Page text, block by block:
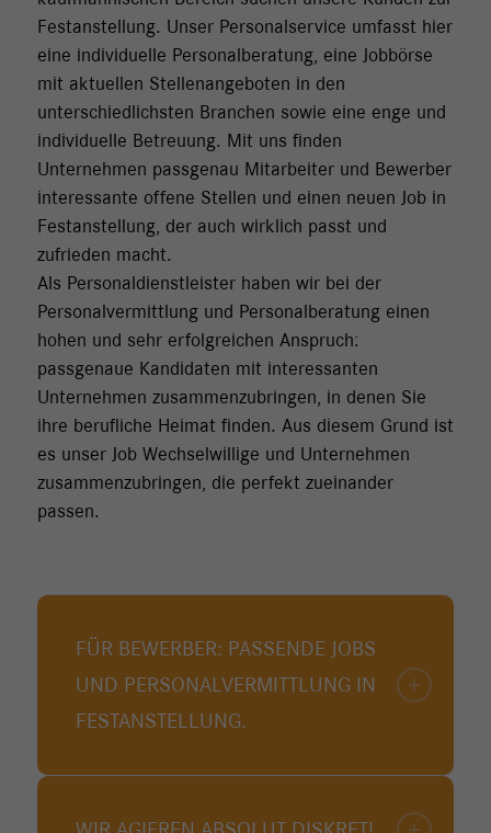
Festanstellung. Unser Personalservice umfasst hier
eine individuelle Personalberatung, eine Jobbörse
mit aktuellen Stellenangeboten in den
unterschiedlichsten Branchen sowie eine enge und
individuelle Betreuung. Mit uns finden
Unternehmen passgenau Mitarbeiter und Bewerber
interessante offene Stellen und einen neuen Job in
Festanstellung, der auch wirklich passt und
zufrieden macht.
Als Personaldienstleister haben wir bei der
Personalvermittlung und Personalberatung einen
hohen und sehr erfolgreichen Anspruch:
passgenaue Kandidaten mit interessanten
Unternehmen zusammenzubringen, in denen Sie
ihre berufliche Heimat finden. Aus diesem Grund ist
es unser Job Wechselwillige und Unternehmen
zusammenzubringen, die perfekt zueinander
passen.
FÜR BEWERBER: PASSENDE JOBS
UND PERSONALVERMITTLUNG IN
FESTANSTELLUNG.